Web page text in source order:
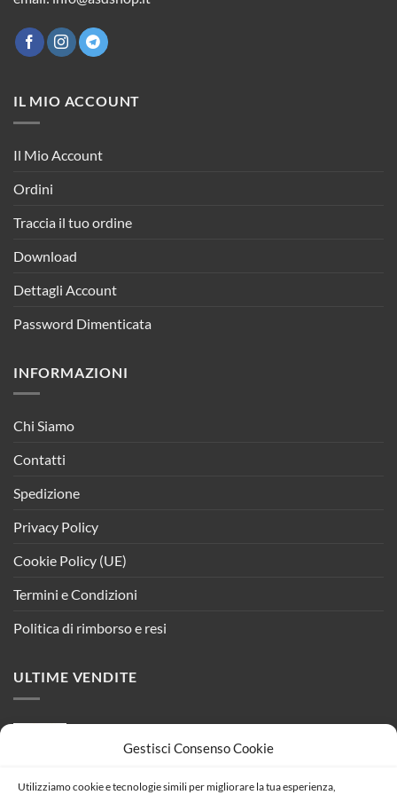
Gestisci Consenso Cookie
Utilizziamo cookie e tecnologie simili per migliorare la tua esperienza,
IL MIO ACCOUNT
Il Mio Account
Ordini
Traccia il tuo ordine
Download
Dettagli Account
Password Dimenticata
INFORMAZIONI
Chi Siamo
Contatti
Spedizione
Privacy Policy
Cookie Policy (UE)
Termini e Condizioni
Politica di rimborso e resi
ULTIME VENDITE
Dimmer Radio Frequenza Comando Fino a 4
66,94€ Il
59,29€Il